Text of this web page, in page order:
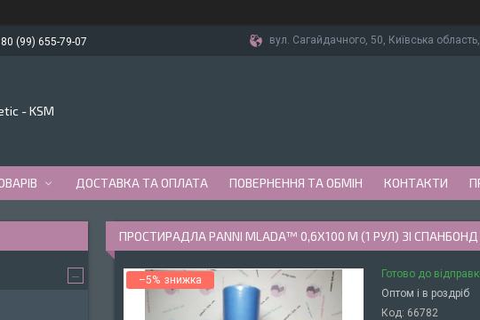
(99) 655-79-07 вул. Сагайдачного, 50, Київська
- KSM
ДОСТАВКА ТА ОПЛАТА ПОВЕРНЕННЯ ТА ОБМІН КОНТАКТИ
ПРОСТИРАДЛА PANNI MLADA™ 0,6Х100 М (1 РУЛ) ЗІ
–5%
Готово до
Оптом і в роздріб
Код: 66782